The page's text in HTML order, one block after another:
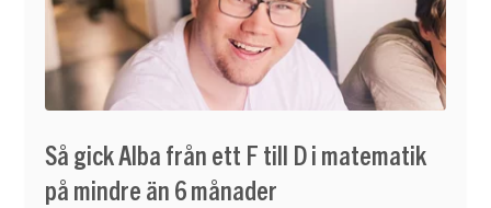
Så gick Alba från ett F till D i matematik
på mindre än 6 månader